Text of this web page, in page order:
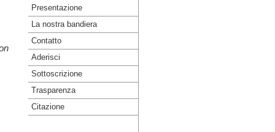
Presentazione
La nostra bandiera
Contatto
Aderisci
Sottoscrizione
Trasparenza
Citazione